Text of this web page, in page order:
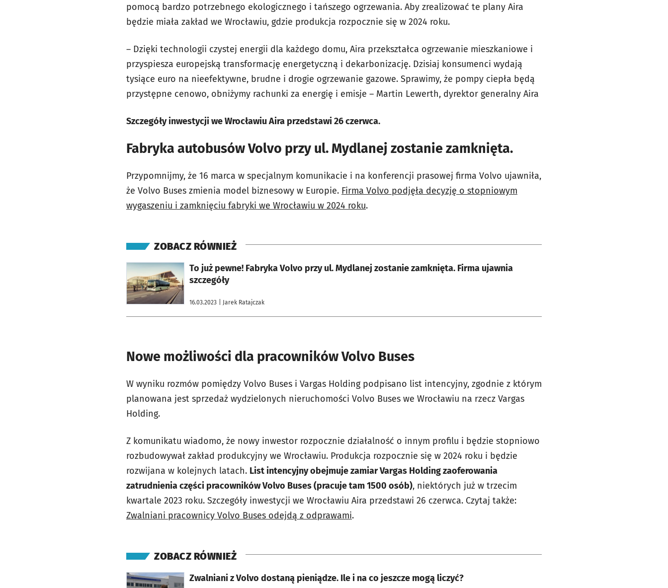
pomocą bardzo potrzebnego ekologicznego i tańszego ogrzewania. Aby zrealizować te plany Aira
będzie miała zakład we Wrocławiu, gdzie produkcja rozpocznie się w 2024 roku.
– Dzięki technologii czystej energii dla każdego domu, Aira przekształca ogrzewanie mieszkaniowe i
przyspiesza europejską transformację energetyczną i dekarbonizację. Dzisiaj konsumenci wydają
tysiące euro na nieefektywne, brudne i drogie ogrzewanie gazowe. Sprawimy, że pompy ciepła będą
przystępne cenowo, obniżymy rachunki za energię i emisje – Martin Lewerth, dyrektor generalny Aira
Szczegóły inwestycji we Wrocławiu Aira przedstawi 26 czerwca.
Fabryka autobusów Volvo przy ul. Mydlanej zostanie zamknięta.
Przypomnijmy, że 16 marca w specjalnym komunikacie i na konferencji prasowej firma Volvo ujawniła,
że Volvo Buses zmienia model biznesowy w Europie. Firma Volvo podjęła decyzję o stopniowym
wygaszeniu i zamknięciu fabryki we Wrocławiu w 2024 roku.
ZOBACZ RÓWNIEŻ
To już pewne! Fabryka Volvo przy ul. Mydlanej zostanie zamknięta. Firma ujawnia
szczegóły
16.03.2023 | Jarek Ratajczak
otworzy się w nowej karcie
Nowe możliwości dla pracowników Volvo Buses
W wyniku rozmów pomiędzy Volvo Buses i Vargas Holding podpisano list intencyjny, zgodnie z którym
planowana jest sprzedaż wydzielonych nieruchomości Volvo Buses we Wrocławiu na rzecz Vargas
Holding.
Z komunikatu wiadomo, że nowy inwestor rozpocznie działalność o innym profilu i będzie stopniowo
rozbudowywał zakład produkcyjny we Wrocławiu. Produkcja rozpocznie się w 2024 roku i będzie
rozwijana w kolejnych latach. List intencyjny obejmuje zamiar Vargas Holding zaoferowania
zatrudnienia części pracowników Volvo Buses (pracuje tam 1500 osób), niektórych już w trzecim
kwartale 2023 roku. Szczegóły inwestycji we Wrocławiu Aira przedstawi 26 czerwca. Czytaj także:
Zwalniani pracownicy Volvo Buses odejdą z odprawami.
ZOBACZ RÓWNIEŻ
Zwalniani z Volvo dostaną pieniądze. Ile i na co jeszcze mogą liczyć?
otworzy się w nowej karcie